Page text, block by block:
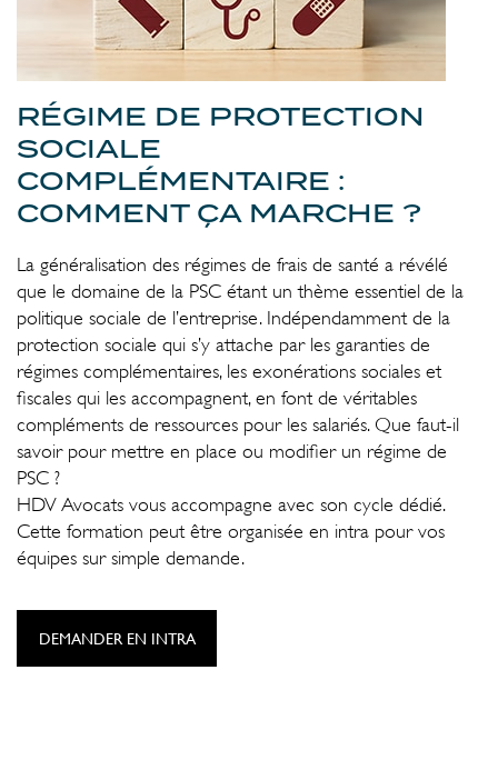
RÉGIME DE PROTECTION
SOCIALE
COMPLÉMENTAIRE :
COMMENT ÇA MARCHE ?
La généralisation des régimes de frais de santé a révélé
que le domaine de la PSC étant un thème essentiel de la
politique sociale de l’entreprise. Indépendamment de la
protection sociale qui s’y attache par les garanties de
régimes complémentaires, les exonérations sociales et
fiscales qui les accompagnent, en font de véritables
compléments de ressources pour les salariés. Que faut-il
savoir pour mettre en place ou modifier un régime de
PSC ?
HDV Avocats vous accompagne avec son cycle dédié.
Cette formation peut être organisée en intra pour vos
équipes sur simple demande.
DEMANDER EN INTRA